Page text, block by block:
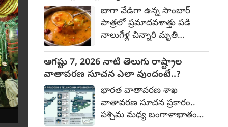
బాగా వేడిగా ఉన్న సాంబార్
పాత్రలో ప్రమాదవశాత్తు పడి
నాలుగేళ్ల చిన్నారి మృతి
దేవనకొండ మండలం కొత్తపేట
గ్రామంలో ఈ దుర్ఘటన
చోటుచేసుకుంది. మరణించిన
మీన, వ్యవసాయ కూలీలుగా
జీవనం సాగిస్తున్న ఉపేంద్ర, లలిత
దంపతుల కుమార్తె. సమాచారం
ఆగష్టు 7, 2026 నాటి తెలుగు రాష్ట్రాల
వాతావరణ సూచన ఎలా వుందంటే..?
భారత వాతావరణ శాఖ
వాతావరణ సూచన ప్రకారం..
పశ్చిమ మధ్య బంగాళాఖాతంలో